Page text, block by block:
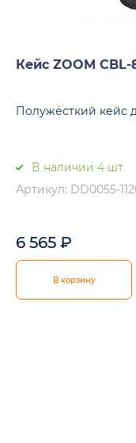
Кейс ZOOM CBL-
Полужёсткий кейс
В наличии 4 шт.
Артикул: DD0055-
6 565 ₽
В корзину